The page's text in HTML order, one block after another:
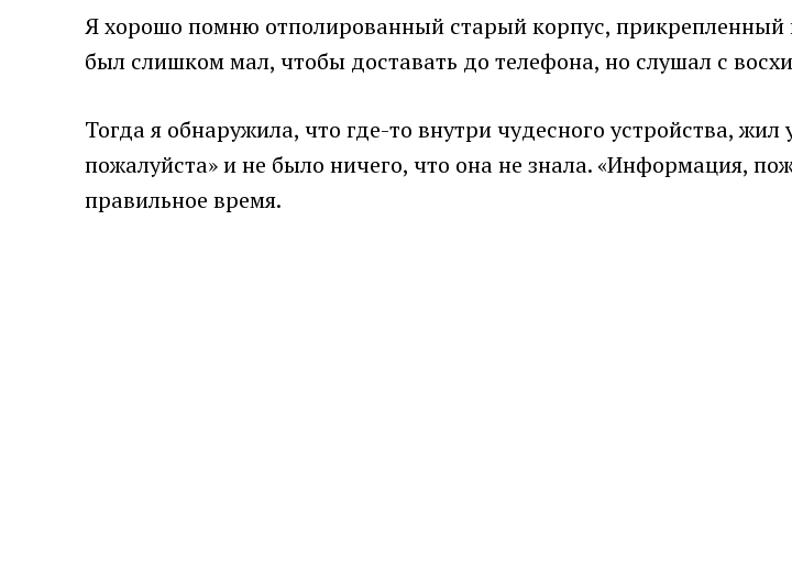
Я хорошо помню отполированный старый корпус, прикрепленный
был слишком мал, чтобы доставать до телефона, но слушал с
Тогда я обнаружила, что где-то внутри чудесного устройства,
пожалуйста» и не было ничего, что она не знала. «Информация,
правильное время.